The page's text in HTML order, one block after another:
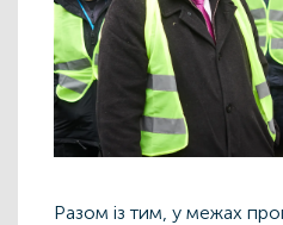
Разом із тим, у межах